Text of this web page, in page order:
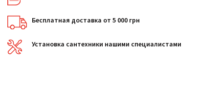
Бесплатная доставка от 5 000 грн
Установка сантехники нашими специалистами